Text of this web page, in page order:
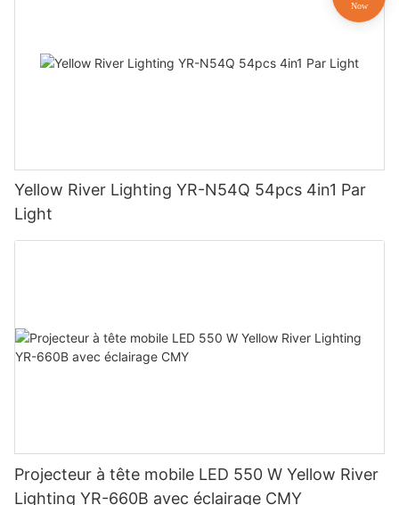
Yellow River Lighting YR-N54Q 54pcs 4in1 Par
Light
Projecteur à tête mobile LED 550 W Yellow River
Lighting YR-660B avec éclairage CMY